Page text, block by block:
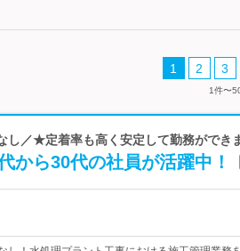
1 2 3
1件〜
し／★定着率も高く安定して勤務ができま
から30代の社員が活躍中！